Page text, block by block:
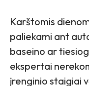
Karštomis
paliekami ant
baseino ar
ekspertai
įrenginio staigiai